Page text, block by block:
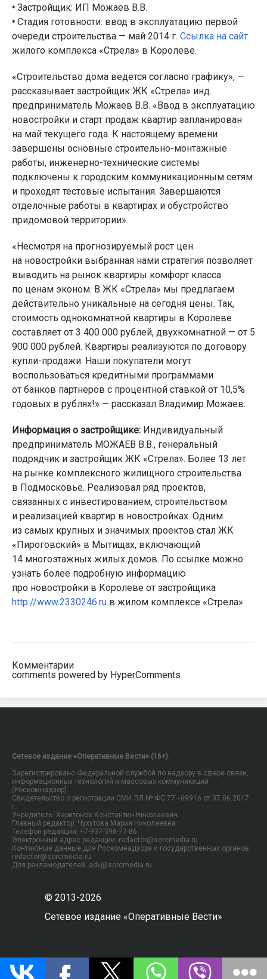
• Застройщик: ИП Можаев В.В.
• Стадия готовности: ввод в эксплуатацию первой
очереди строительства — май 2014 г. Ссылка на сайт
жилого комплекса «Стрела» в Королеве.
«Строительство дома ведется согласно графику», —
рассказывает застройщик ЖК «Стрела» инд.
предприниматель Можаев В.В. «Ввод в эксплуатацию
новостройки и старт продаж квартир запланирован
на май текущего года. К настоящему времени
завершены основные строительно-монтажные
работы, инженерно-технические системы
подключены к городским коммуникационным сетям
и проходят тестовые испытания. Завершаются
отделочные работы в квартирах и обустройство
придомовой территории».
«Несмотря на прогнозируемый рост цен
на новостройки выбранная нами стратегия позволяет
выводить на рынок квартиры комфорт класса
по ценам эконом. В ЖК «Стрела» мы предлагаем
действительно уникальные на сегодня цены. Так,
стоимость однокомнатной квартиры в Королеве
составляет от 3 400 000 рублей, двухкомнатной — от 5
900 000 рублей. Квартиры реализуются по договору
купли-продажи. Наши покупатели могут
воспользоваться кредитными программами
от банков партнеров с процентной ставкой от 10,5%
годовых в рублях!» — рассказал Владимир Можаев.
Информация о застройщике: Индивидуальный
предприниматель МОЖАЕВ В.В., генеральный
подрядчик и застройщик ЖК «Стрела». Более 13 лет
на рынке комплексного жилищного строительства
в Подмосковье. Реализовал ряд проектов,
связанных с инвестированием, строительством
и реализацией квартир в новостройках. Одним
из самых крупных и значимых проектов стал ЖК
«Пироговский» в Мытищах, включающий
14 многоэтажных жилых домов. По ссылке можно
узнать более подробную информацию
про новостройки в Королеве от застройщика
http://www.2330246.ru в жилом комплексе «Стрела».
Комментарии
comments powered by HyperComments
Сетевое издание «Оперативные Вести» (16+).
Зарегистрировано Федеральной службой по надзору в сфере связи,
информационных технологий и массовых коммуникаций
(Роскомнадзор).
Свидетельство о регистрации СМИ ЭЛ № ФС 77 - 69916 от 07.06.2017
г.
Учредитель: Харитонов Константин Николаевич.
Главный редактор: Чухутова Мария Николаевна.
Телефон редакции: +7-937-396-77-86
Электронный адрес редакции: redactor@sorcmedia.ru
Контактные данные для Роскомнадзора и государственных органов:
redactor@sorcmedia.ru
Для рекламодателей: adv@sorcmedia.ru
© 2013-2026
Сетевое издание «Оперативные Вести»